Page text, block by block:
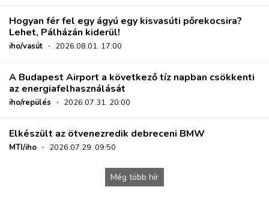
Hogyan fér fel egy ágyú egy kisvasúti pőrekocsira?
Lehet, Pálházán kiderül!
iho/vasút · 2026.08.01. 17:00
A Budapest Airport a következő tíz napban csökkenti
az energiafelhasználását
iho/repülés · 2026.07.31. 20:00
Elkészült az ötvenezredik debreceni BMW
MTI/iho · 2026.07.29. 09:50
Még több hír